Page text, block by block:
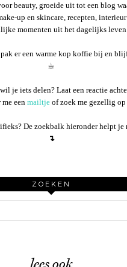
beauty, groeide uit tot een blog
up en skincare, recepten,
momenten uit het dagelijks
er een warme kop koffie bij en
☕︎
je iets delen? Laat een reactie
een mailtje of zoek me gezellig
De zoekbalk hieronder helpt je
↴
ZOEKEN